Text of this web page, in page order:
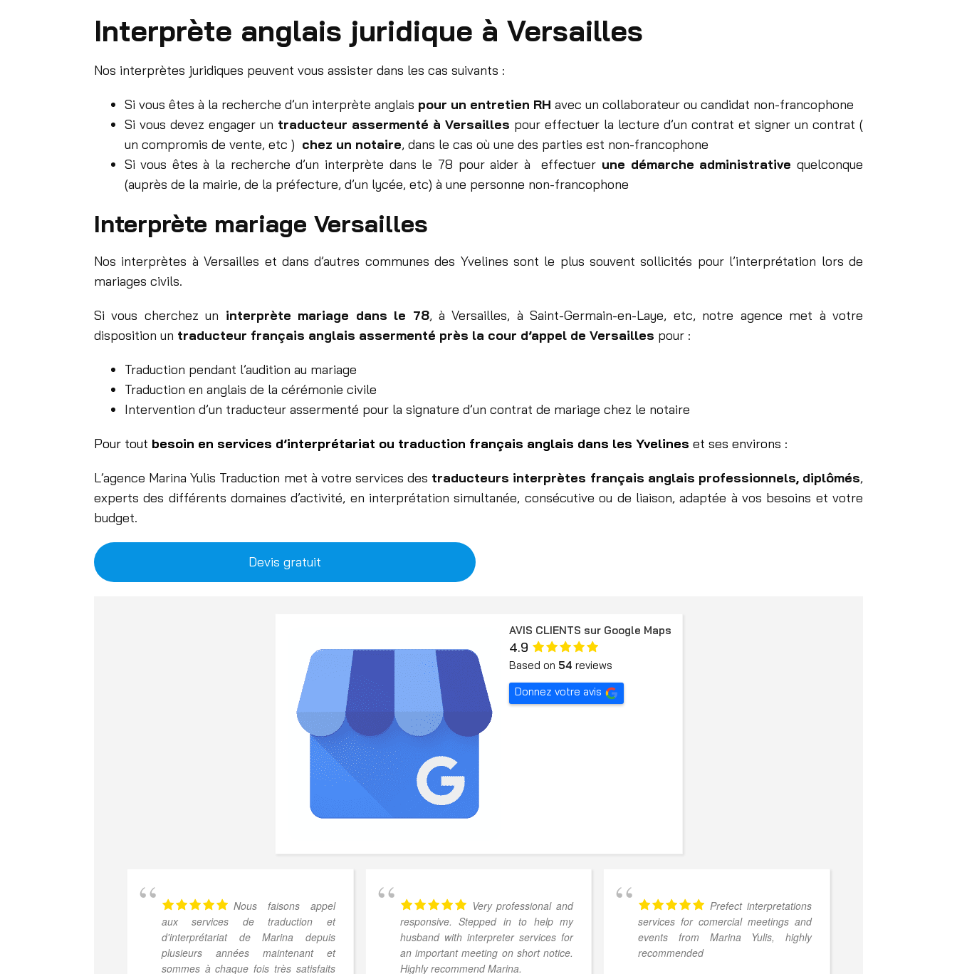
Interprète anglais juridique à Versailles
Nos interprètes juridiques peuvent vous assister dans les cas suivants :
Si vous êtes à la recherche d’un interprète anglais pour un entretien RH avec un collaborateur ou candidat non-francophone
Si vous devez engager un traducteur assermenté à Versailles pour effectuer la lecture d’un contrat et signer un contrat (
un compromis de vente, etc ) chez un notaire, dans le cas où une des parties est non-francophone
Si vous êtes à la recherche d’un interprète dans le 78 pour aider à effectuer une démarche administrative quelconque
(auprès de la mairie, de la préfecture, d’un lycée, etc) à une personne non-francophone
Interprète mariage Versailles
Nos interprètes à Versailles et dans d’autres communes des Yvelines sont le plus souvent sollicités pour l’interprétation lors de
mariages civils.
Si vous cherchez un interprète mariage dans le 78, à Versailles, à Saint-Germain-en-Laye, etc, notre agence met à votre
disposition un traducteur français anglais assermenté près la cour d’appel de Versailles pour :
Traduction pendant l’audition au mariage
Traduction en anglais de la cérémonie civile
Intervention d’un traducteur assermenté pour la signature d’un contrat de mariage chez le notaire
Pour tout besoin en services d’interprétariat ou traduction français anglais dans les Yvelines et ses environs :
L’agence Marina Yulis Traduction met à votre services des traducteurs interprètes français anglais professionnels, diplômés,
experts des différents domaines d’activité, en interprétation simultanée, consécutive ou de liaison, adaptée à vos besoins et votre
budget.
Devis gratuit
AVIS CLIENTS sur Google Maps
4.9
Based on 54 reviews
Donnez votre avis
Nous faisons appel
aux services de traduction et
d'interprétariat de Marina depuis
plusieurs années maintenant et
sommes à chaque fois très satisfaits
Very professional and
responsive. Stepped in to help my
husband with interpreter services for
an important meeting on short notice.
Highly recommend Marina.
Prefect interpretations
services for comercial meetings and
events from Marina Yulis, highly
recommended